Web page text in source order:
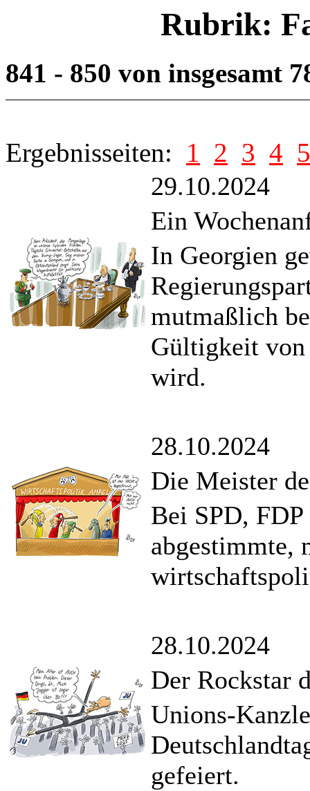
Rubrik:
841 - 850 von insgesamt
Ergebnisseiten: 1 2 3 4 5
29.10.2024
Ein
In Georgien
mutmaßlich
Gültigkeit von
wird.
28.10.2024
Die Meister
Bei SPD,
abgestimmte,
28.10.2024
Der Rockstar
Unions-
gefeiert.